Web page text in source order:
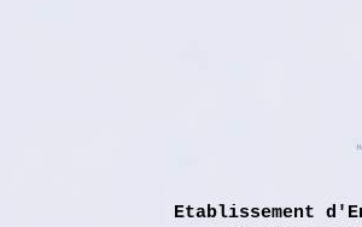
Etablissement